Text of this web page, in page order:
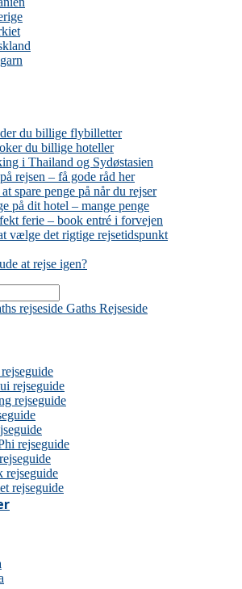
du billige flybilletter
du billige hoteller
i Thailand og Sydøstasien
rejsen – få gode råd her
spare penge på når du rejser
på dit hotel – mange penge
ferie – book entré i forvejen
vælge det rigtige rejsetidspunkt
at rejse igen?
Gaths Rejseside
rejseguide
rejseguide
rejseguide
rejseguide
rejseguide